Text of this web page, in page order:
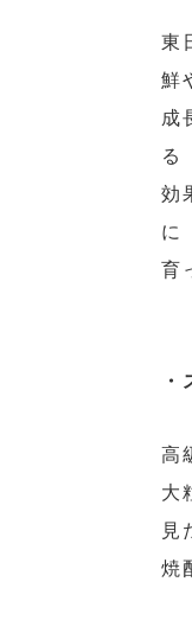
東
鮮
成
る
効
に
育
高
大
見
焼